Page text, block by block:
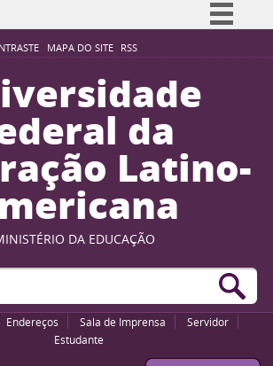
MAPA DO SITE RSS
Simplifique!
Participe
Acesso à informação
Legislação
Canais
da
Latino-
DA EDUCAÇÃO
Endereços Sala de Imprensa
Servidor
Estudante